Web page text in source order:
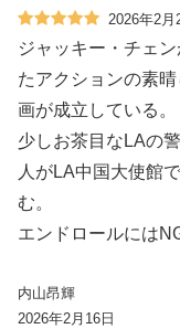
2026年2月
ジャッキー・チェ
たアクションの素
画が成立している。
少しお茶目なLAの
人がLA中国大使館
む。
エンドロールには
内山昂輝
2026年2月16日